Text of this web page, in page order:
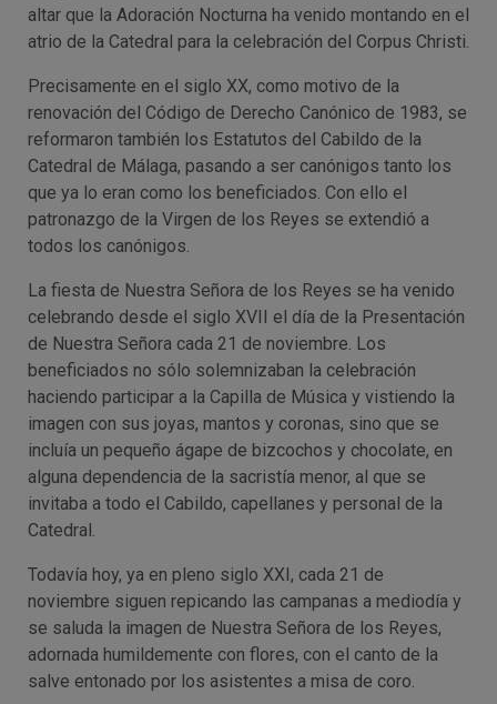
altar que la Adoración Nocturna ha venido montando en el
atrio de la Catedral para la celebración del Corpus Christi.
Precisamente en el siglo XX, como motivo de la
renovación del Código de Derecho Canónico de 1983, se
reformaron también los Estatutos del Cabildo de la
Catedral de Málaga, pasando a ser canónigos tanto los
que ya lo eran como los beneficiados. Con ello el
patronazgo de la Virgen de los Reyes se extendió a
todos los canónigos.
La fiesta de Nuestra Señora de los Reyes se ha venido
celebrando desde el siglo XVII el día de la Presentación
de Nuestra Señora cada 21 de noviembre. Los
beneficiados no sólo solemnizaban la celebración
haciendo participar a la Capilla de Música y vistiendo la
imagen con sus joyas, mantos y coronas, sino que se
incluía un pequeño ágape de bizcochos y chocolate, en
alguna dependencia de la sacristía menor, al que se
invitaba a todo el Cabildo, capellanes y personal de la
Catedral.
Todavía hoy, ya en pleno siglo XXI, cada 21 de
noviembre siguen repicando las campanas a mediodía y
se saluda la imagen de Nuestra Señora de los Reyes,
adornada humildemente con flores, con el canto de la
salve entonado por los asistentes a misa de coro.